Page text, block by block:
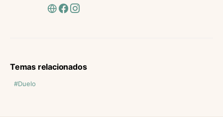
Temas relacionados
Duelo